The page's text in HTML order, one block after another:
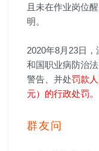
且未在作业岗位
明。
2020年8月23日
和国职业病防治
警告、并处罚款
元）的行政处罚。
群友问